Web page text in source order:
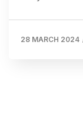
28 MARCH 2024